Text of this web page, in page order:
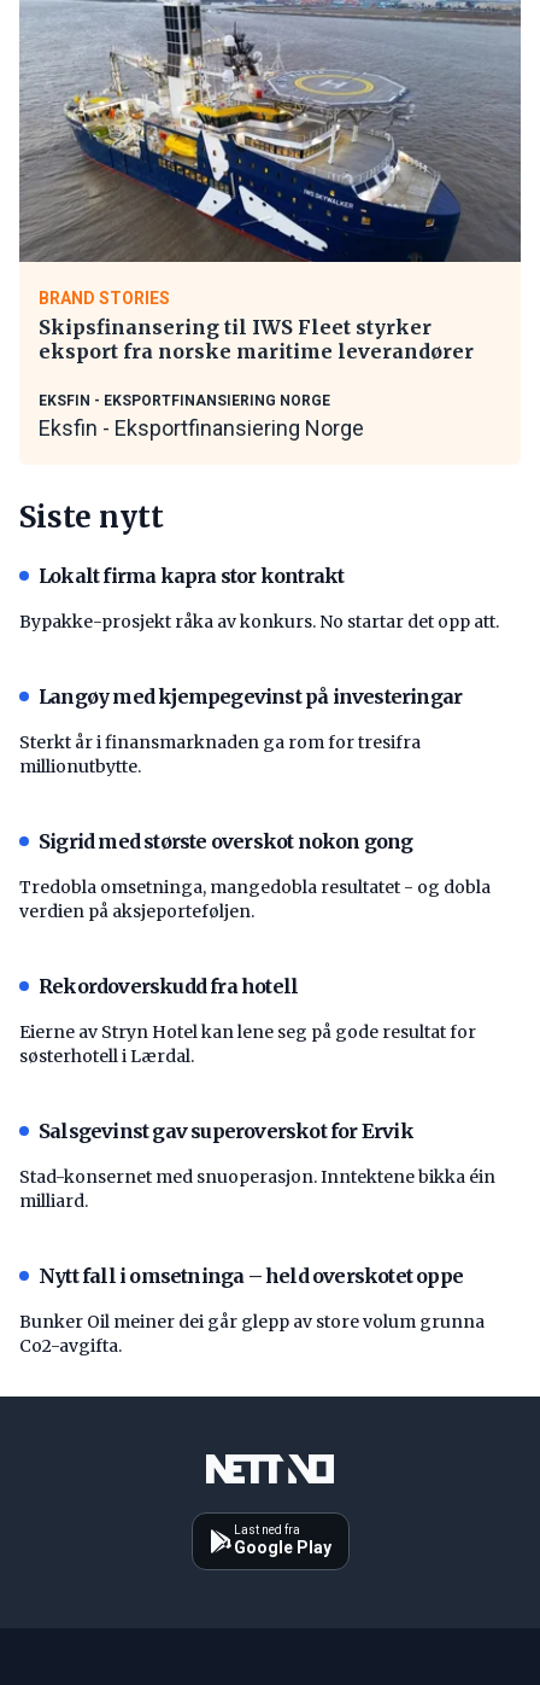
BRAND STORIES
Skipsfinansering til IWS Fleet styrker
eksport fra norske maritime leverandører
EKSFIN - EKSPORTFINANSIERING NORGE
Eksfin - Eksportfinansiering Norge
Siste nytt
Lokalt firma kapra stor kontrakt
Bypakke-prosjekt råka av konkurs. No startar det opp att.
Langøy med kjempegevinst på investeringar
Sterkt år i finansmarknaden ga rom for tresifra
millionutbytte.
Sigrid med største overskot nokon gong
Tredobla omsetninga, mangedobla resultatet - og dobla
verdien på aksjeporteføljen.
Rekordoverskudd fra hotell
Eierne av Stryn Hotel kan lene seg på gode resultat for
søsterhotell i Lærdal.
Salsgevinst gav superoverskot for Ervik
Stad-konsernet med snuoperasjon. Inntektene bikka éin
milliard.
Nytt fall i omsetninga – held overskotet oppe
Bunker Oil meiner dei går glepp av store volum grunna
Co2-avgifta.
Last ned fra
Google Play